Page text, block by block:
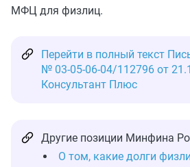
МФЦ для физлиц.
Перейти в полный текст
№ 03-05-06-04/112796 от
Консультант Плюс
Другие позиции Минфина
О том, какие долги